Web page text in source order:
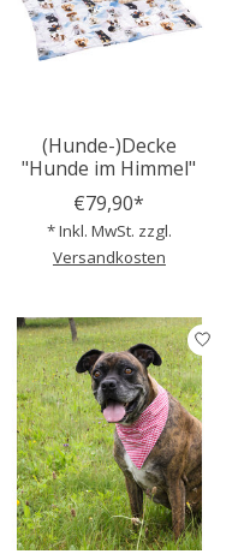
(Hunde-)Decke
"Hunde im Himmel"
€79,90*
* Inkl. MwSt. zzgl.
Versandkosten